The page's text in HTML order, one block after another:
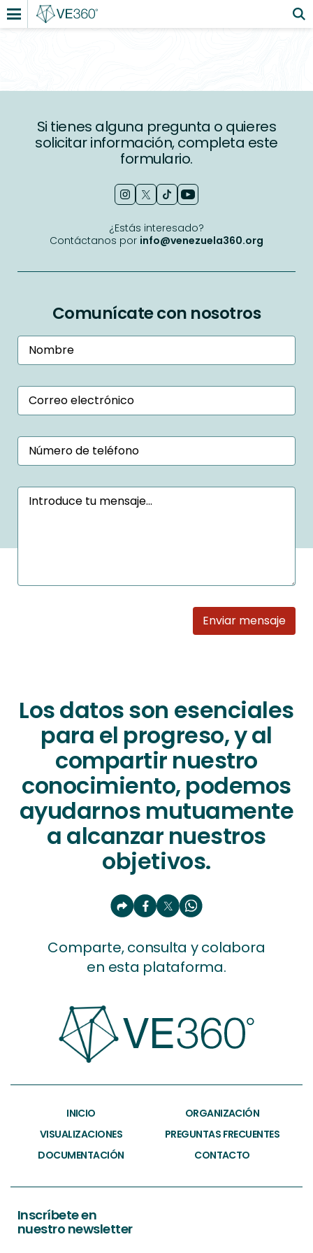
Si tienes alguna pregunta o quieres
solicitar información, completa este
formulario.
¿Estás interesado?
Contáctanos por info@venezuela360.org
Comunícate con nosotros
Enviar mensaje
Los datos son esenciales
para el progreso, y al
compartir nuestro
conocimiento, podemos
ayudarnos mutuamente
a alcanzar nuestros
objetivos.
Comparte, consulta y colabora
en esta plataforma.
INICIO
ORGANIZACIÓN
VISUALIZACIONES
PREGUNTAS FRECUENTES
DOCUMENTACIÓN
CONTACTO
Inscríbete en
nuestro newsletter